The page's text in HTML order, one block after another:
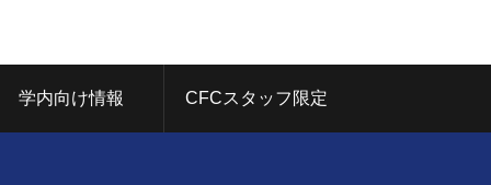
学内向け情報 CFCスタッフ限定